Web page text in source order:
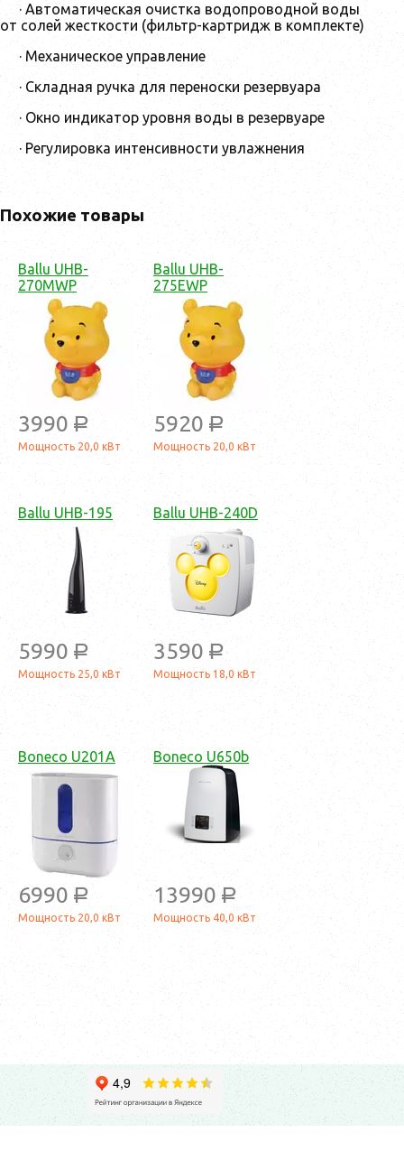
· Автоматическая очистка водопроводной воды
от солей жесткости (фильтр-картридж в комплекте)
· Механическое управление
· Складная ручка для переноски резервуара
· Окно индикатор уровня воды в резервуаре
· Регулировка интенсивности увлажнения
Похожие товары
Ballu UHB-
270MWP
3990 a
Мощность 20,0 кВт
Ballu UHB-
275EWP
5920 a
Мощность 20,0 кВт
Ballu UHB-195
5990 a
Мощность 25,0 кВт
Ballu UHB-240D
3590 a
Мощность 18,0 кВт
Boneco U201A
6990 a
Мощность 20,0 кВт
Boneco U650b
13990 a
Мощность 40,0 кВт